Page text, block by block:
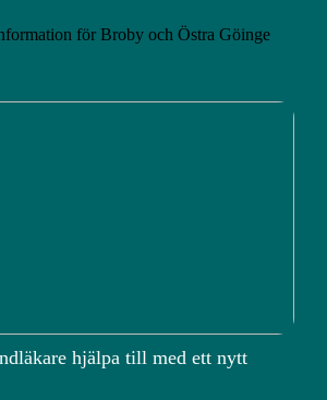
för Broby och Östra Göinge
hjälpa till med ett nytt